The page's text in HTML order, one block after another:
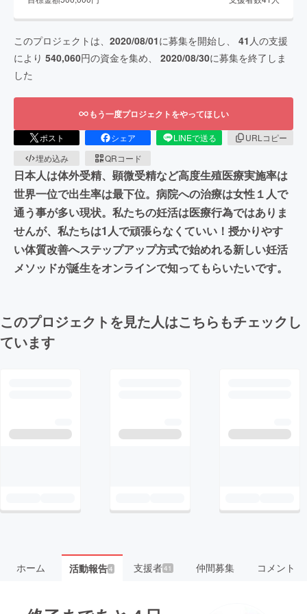
このプロジェクトは、 2020/08/01に募集を開始し、 41 人の支援
により 540,060円の資金を集め、 2020/08/30に募集を終了しま
した
もう一度プロジェクトをやってほしい
ポスト シェア LINEで送る
URLコピー
埋め込み
QRコード
日本人は体外受精、顕微受精など高度生殖医療実施率は
世界一位で出生率は最下位。病院への治療は女性１人で
通う事が多い現状。私たちの妊活は医療行為ではありま
せんが、私たちは1人で頑張らなくていい！授かりやす
い体質改善へステップアップ方式で始めれる新しい妊活
メソッドが誕生をオンラインで知ってもらいたいです。
このプロジェクトを見た人はこちらもチェックし
ています
ホーム 活動報告4 支援者41 仲間募集 コメント